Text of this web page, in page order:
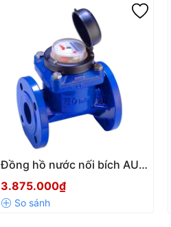
Đồng hồ nước nối bích AUT
Malaysia DN50 – DN400 |
Mặt khô từ tính, thân gang
cầu
3.875.000₫